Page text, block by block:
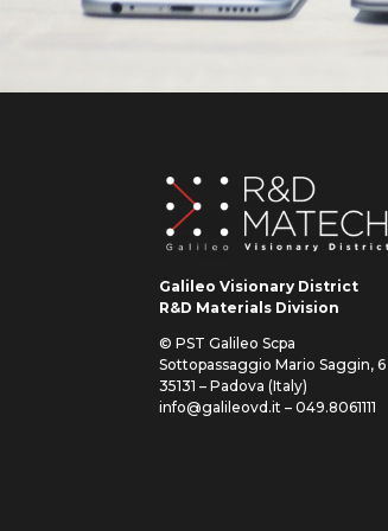
Galileo Visionary District
R&D Materials Division
© PST Galileo Scpa
Sottopassaggio Mario Saggin, 6
35131 – Padova (Italy)
info@galileovd.it – 049.8061111